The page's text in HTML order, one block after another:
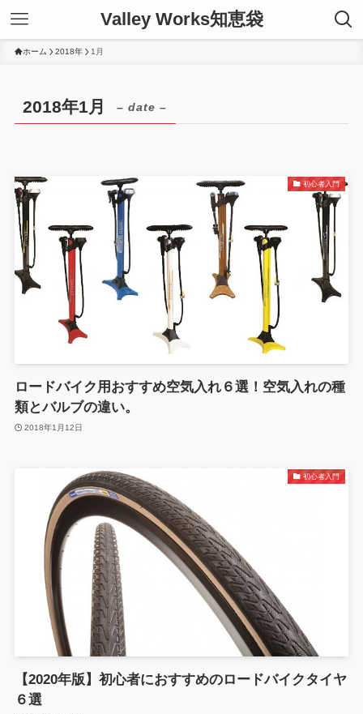
Valley Works知恵袋
ホーム 2018年 1月
2018年1月 – date –
初心者入門
ロードバイク用おすすめ空気入れ６選！空気入れの種
類とバルブの違い。
2018年1月12日
初心者入門
【2020年版】初心者におすすめのロードバイクタイヤ
６選